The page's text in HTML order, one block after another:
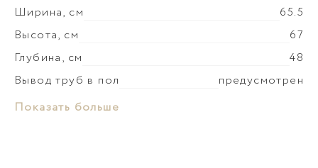
Ширина, см
65.5
Высота, см
67
Глубина, см
48
Вывод труб в пол
предусмотрен
Материал раковины
Монтаж умывальника
Показать больше